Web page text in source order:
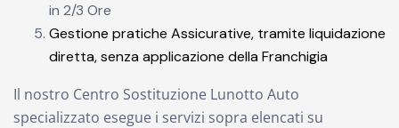
in 2/3 Ore
Gestione pratiche Assicurative, tramite liquidazione
diretta, senza applicazione della Franchigia
Il nostro Centro Sostituzione Lunotto Auto
specializzato esegue i servizi sopra elencati su